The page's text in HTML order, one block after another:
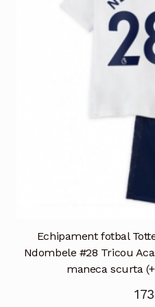
Echipament fotbal
Ndombele #28 Tricou
maneca scurta
173